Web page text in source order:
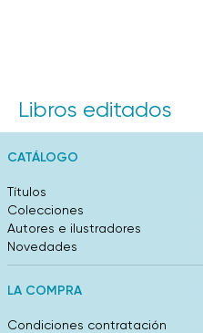
Libros editados
CATÁLOGO
Títulos
Colecciones
Autores e ilustradores
Novedades
LA COMPRA
Condiciones contratación